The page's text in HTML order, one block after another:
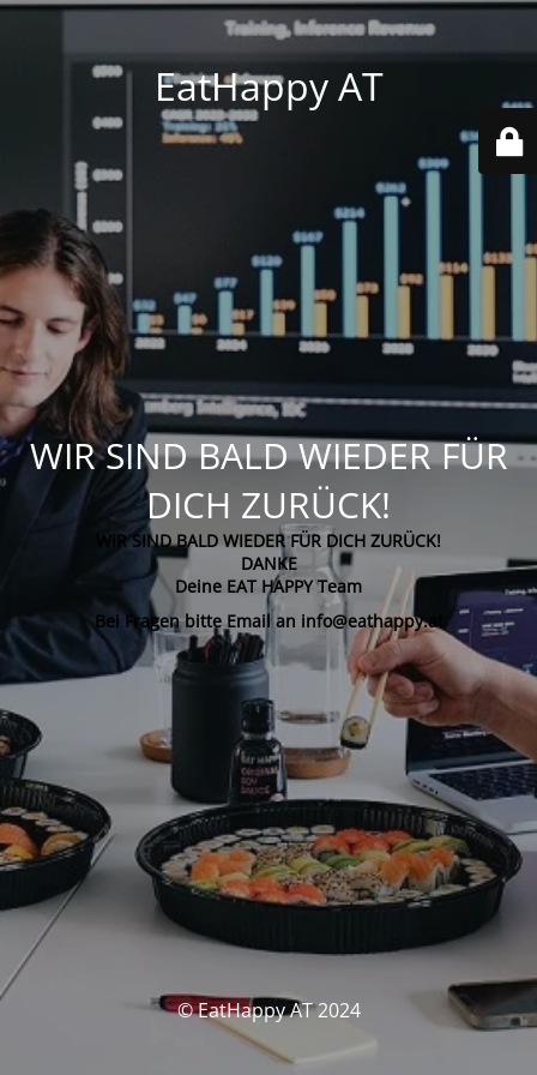
EatHappy AT
WIR SIND BALD WIEDER FÜR
DICH ZURÜCK!
WIR SIND BALD WIEDER FÜR DICH ZURÜCK!
DANKE
Deine EAT HAPPY Team
Bei Fragen bitte Email an info@eathappy.at
© EatHappy AT 2024